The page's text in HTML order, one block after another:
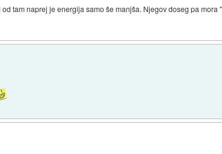
tam naprej je energija samo še manjša. Njegov doseg pa